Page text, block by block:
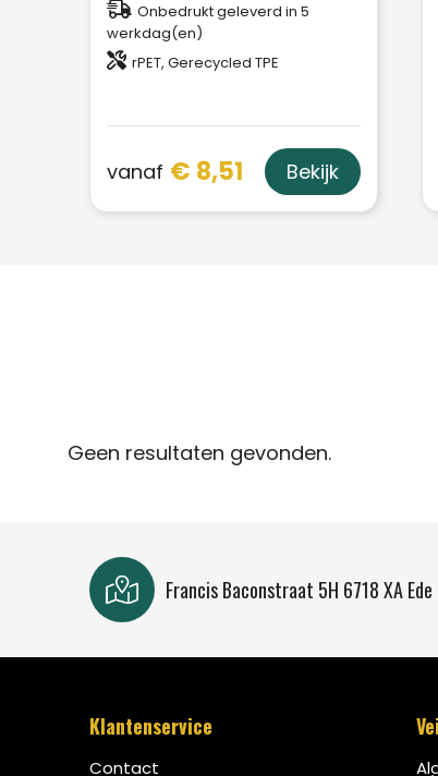
Onbedrukt geleverd in 5
werkdag(en)
rPET, Gerecycled TPE
vanaf € 8,51 Bekijk
Geen resultaten gevonden.
Francis Baconstraat 5H 6718 XA Ede
Klantenservice
Contact